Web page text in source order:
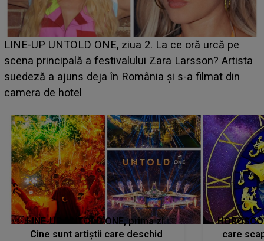
Ce a dezvăluit noua concurentă din "Casa Iubirii" l-a
luat prin surprindere pe Emanuel. CINE ESTE
BĂIATUL VIZAT de Alexandra?! Aflându-se în fața
faptului împlinit, A RECUNOSCUT IMEDIAT: "Am
LINE-UP UNTOLD ONE, prima zi.
Cine sunt artiștii care deschid
care